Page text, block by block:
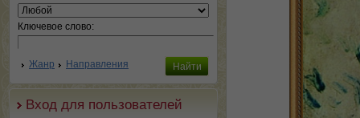
Ключевое слово:
Жанр Направления
Вход для пользователей